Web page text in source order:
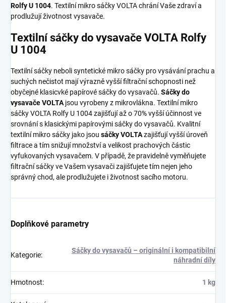
Rolfy U 1004. Textilní mikro sáčky VOLTA chrání Vaše zdraví a
prodlužují životnost vysavače.
Textilní sáčky do vysavače VOLTA Rolfy
U 1004
Textilní sáčky neboli syntetické mikro sáčky pro vysávání prachu a
suchých nečistot mají výrazně vyšší filtrační schopnosti než
obyčejné klasicvké papírové sáčky do vysavačů. Sáčky do
vysavače VOLTA jsou vyrobeny z mikrovlákna. Textilní mikro
sáčky VOLTA Rolfy U 1004 zajišťují až o 70% vyšší účinnost ve
srovnání s klasickými papírovými sáčky do vysavačů. Kvalitní
textilní mikro sáčky jako jsou sáčky VOLTAzajišťují vyšší úroveň
filtrace a tím snižují množství a velikost prachových částic
vyfukovaných vysavačem. V případě, že pravidelně vyměňujete
filtrační sáčky ve Vašem vysavači zajišťujete tím nejen jeho
správný chod, ale prodlužujete i životnost sacího motoru.
Doplňkové parametry
Kategorie:
Sáčky do vysavačů – originální i kompatibilní
náhradní díly
Hmotnost: 1 kg